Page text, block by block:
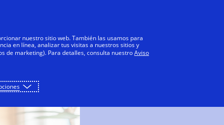
Innovadores Todos
nuestro sitio web. También las usamos para
en línea, analizar tus visitas a nuestros sitios y
de marketing). Para detalles, consulta nuestroAviso